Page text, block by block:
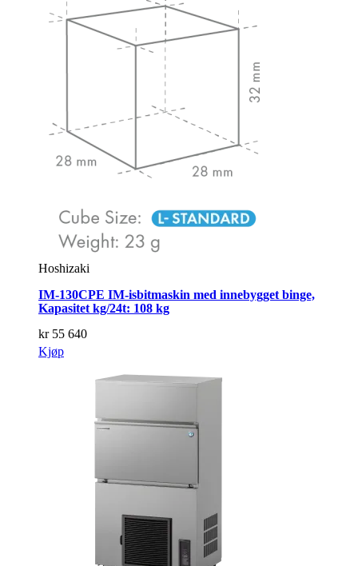
Hoshizaki
IM-130CPE IM-isbitmaskin med innebygget binge,
Kapasitet kg/24t: 108 kg
kr55 640
Kjøp